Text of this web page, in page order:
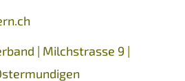
rn ch
| Milchstrasse 9 |